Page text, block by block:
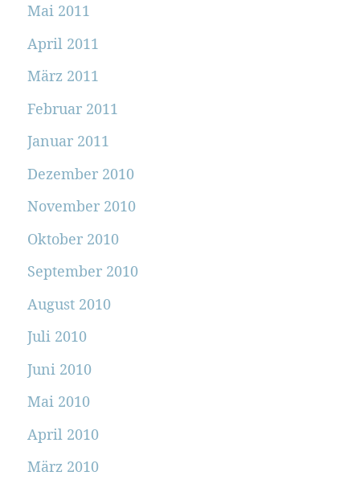
Mai 2011
April 2011
März 2011
Februar 2011
Januar 2011
Dezember 2010
November 2010
Oktober 2010
September 2010
August 2010
Juli 2010
Juni 2010
Mai 2010
April 2010
März 2010